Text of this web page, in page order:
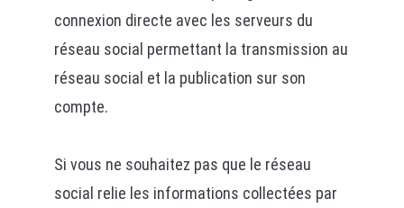
connexion directe avec les serveurs du
réseau social permettant la transmission au
réseau social et la publication sur son
compte.
Si vous ne souhaitez pas que le réseau
social relie les informations collectées par